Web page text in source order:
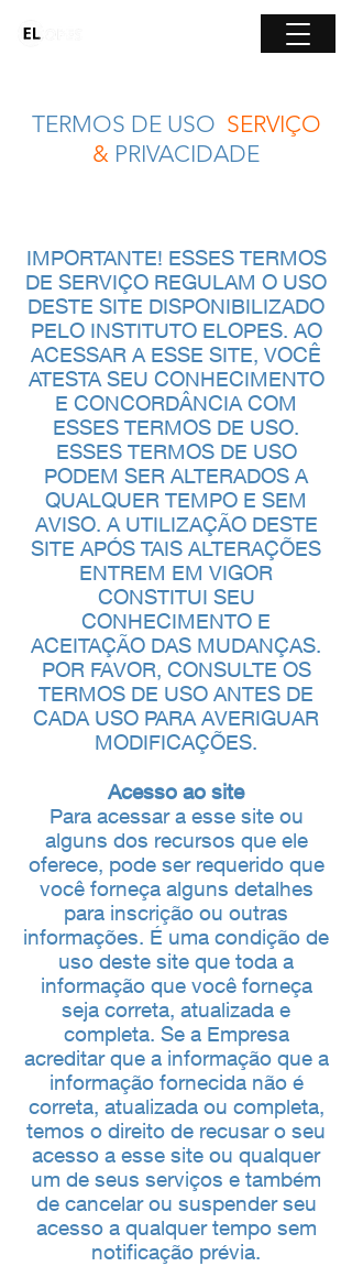
TERMOS DE USO SERVIÇO
& PRIVACIDADE
IMPORTANTE! ESSES TERMOS
DE SERVIÇO REGULAM O USO
DESTE SITE DISPONIBILIZADO
PELO INSTITUTO ELOPES. AO
ACESSAR A ESSE SITE, VOCÊ
ATESTA SEU CONHECIMENTO
E CONCORDÂNCIA COM
ESSES TERMOS DE USO.
ESSES TERMOS DE USO
PODEM SER ALTERADOS A
QUALQUER TEMPO E SEM
AVISO. A UTILIZAÇÃO DESTE
SITE APÓS TAIS ALTERAÇÕES
ENTREM EM VIGOR
CONSTITUI SEU
CONHECIMENTO E
ACEITAÇÃO DAS MUDANÇAS.
POR FAVOR, CONSULTE OS
TERMOS DE USO ANTES DE
CADA USO PARA AVERIGUAR
MODIFICAÇÕES.
Acesso ao site
Para acessar a esse site ou
alguns dos recursos que ele
oferece, pode ser requerido que
você forneça alguns detalhes
para inscrição ou outras
informações. É uma condição de
uso deste site que toda a
informação que você forneça
seja correta, atualizada e
completa. Se a Empresa
acreditar que a informação que a
informação fornecida não é
correta, atualizada ou completa,
temos o direito de recusar o seu
acesso a esse site ou qualquer
um de seus serviços e também
de cancelar ou suspender seu
acesso a qualquer tempo sem
notificação prévia.